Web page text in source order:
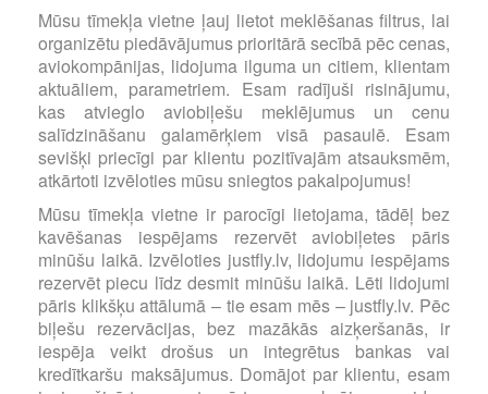
Mūsu tīmekļa vietne ļauj lietot meklēšanas filtrus, lai
organizētu piedāvājumus prioritārā secībā pēc cenas,
aviokompānijas, lidojuma ilguma un citiem, klientam
aktuāliem, parametriem. Esam radījuši risinājumu,
kas atvieglo aviobiļešu meklējumus un cenu
salīdzināšanu galamērķiem visā pasaulē. Esam
sevišķi priecīgi par klientu pozitīvajām atsauksmēm,
atkārtoti izvēloties mūsu sniegtos pakalpojumus!
Mūsu tīmekļa vietne ir parocīgi lietojama, tādēļ bez
kavēšanas iespējams rezervēt aviobiļetes pāris
minūšu laikā. Izvēloties justfly.lv, lidojumu iespējams
rezervēt piecu līdz desmit minūšu laikā. Lēti lidojumi
pāris klikšķu attālumā – tie esam mēs – justfly.lv. Pēc
biļešu rezervācijas, bez mazākās aizķeršanās, ir
iespēja veikt drošus un integrētus bankas vai
kredītkaršu maksājumus. Domājot par klientu, esam